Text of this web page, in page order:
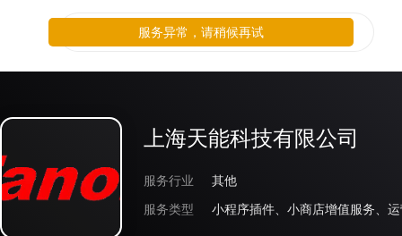
上海天能科技有限公司
服务行业
其他
服务类型
小程序插件、小商店增值服务、
服务异常，请稍候再试